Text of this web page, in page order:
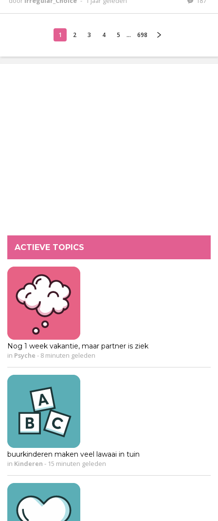
1 2 3 4 5 ... 698
ACTIEVE TOPICS
Nog 1 week vakantie, maar partner is ziek
in Psyche - 8 minuten geleden
buurkinderen maken veel lawaai in tuin
in Kinderen - 15 minuten geleden